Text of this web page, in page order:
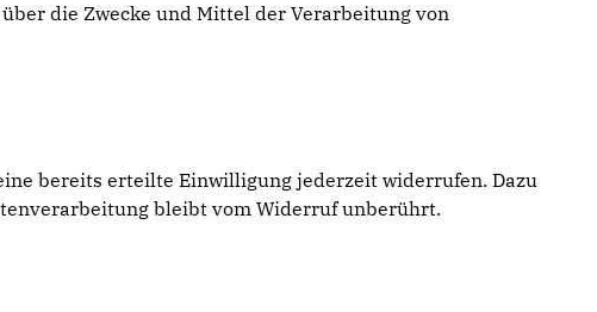
die Zwecke und Mittel der Verarbeitung von
bereits erteilte Einwilligung jederzeit widerrufen. Dazu
bleibt vom Widerruf unberührt.